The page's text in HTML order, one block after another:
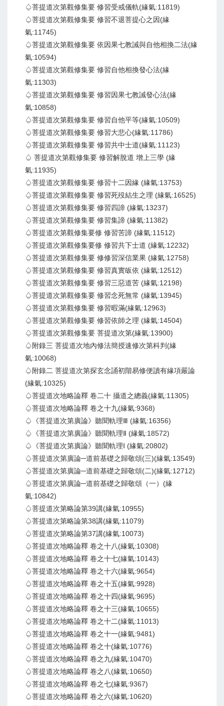
♤菩提道次第觀修集要 修習受戒儀軌(緣氣:11819)
♤菩提道次第觀修集要 修習不退菩提心之因(緣
氣:11745)
♤菩提道次第觀修集要 依因果七教誡與自他相換二法(緣
氣:10594)
♤菩提道次第觀修集要 修習自他相換發心法(緣
氣:11303)
♤菩提道次第觀修集要 修習因果七教誡發心法(緣
氣:10858)
♤菩提道次第觀修集要 修習自他平等(緣氣:10509)
♤菩提道次第觀修集要 修習大悲心(緣氣:11786)
♤菩提道次第觀修集要 修習共中士道(緣氣:11123)
♤ 菩提道次第觀修集要 修習解脫道 增上三學 (緣
氣:11935)
♤菩提道次第觀修集要 修習十二因緣 (緣氣:13753)
♤菩提道次第觀修集要 修習死歿結生之理 (緣氣:16525)
♤菩提道次第觀修集要 修習四諦 (緣氣:13237)
♤菩提道次第觀修集要 修習集諦 (緣氣:11382)
♤菩提道次第觀修集要修 修習苦諦 (緣氣:11512)
♤菩提道次第觀修集要修 修習共下士道 (緣氣:12232)
♤菩提道次第觀修集要 修修習深信業果 (緣氣:12758)
♤菩提道次第觀修集要 修習真實皈依 (緣氣:12512)
♤菩提道次第觀修集要 修習三惡道苦 (緣氣:12198)
♤菩提道次第觀修集要 修習念死無常 (緣氣:13945)
♤菩提道次第觀修集要 修習暇滿(緣氣:12963)
♤菩提道次第觀修集要 修習依師之理 (緣氣:14504)
♤菩提道次第觀修集要 菩提道次第(緣氣:13900)
♤附錄三 菩提道次地內修法簡授速修次第科判(緣
氣:10068)
♤附錄二 菩提道次第探玄念誦初階易修便讀有緣項嚴論
(緣氣:10325)
♤菩提道次地略論釋 卷二十 攝道之總義(緣氣:11305)
♤菩提道次地略論釋 卷之十九(緣氣:9368)
♤《菩提道次第廣論》聽聞軌理Ⅲ (緣氣:16356)
♤《菩提道次第廣論》聽聞軌理Ⅱ (緣氣:18572)
♤《菩提道次第廣論》聽聞軌理Ⅰ (緣氣:20802)
♤菩提道次第廣論─道前基礎之歸敬頌(三)(緣氣:13549)
♤菩提道次第廣論─道前基礎之歸敬頌(二)(緣氣:12712)
♤菩提道次第廣論─道前基礎之歸敬頌（一）(緣
氣:10842)
♤菩提道次第略論第39講(緣氣:10955)
♤菩提道次第略論第38講(緣氣:11079)
♤菩提道次第略論第37講(緣氣:10073)
♤菩提道次地略論釋 卷之十八(緣氣:10308)
♤菩提道次地略論釋 卷之十七(緣氣:10143)
♤菩提道次地略論釋 卷之十六(緣氣:9654)
♤菩提道次地略論釋 卷之十五(緣氣:9928)
♤菩提道次地略論釋 卷之十四(緣氣:9695)
♤菩提道次地略論釋 卷之十三(緣氣:10655)
♤菩提道次地略論釋 卷之十二(緣氣:11013)
♤菩提道次地略論釋 卷之十一(緣氣:9481)
♤菩提道次地略論釋 卷之十(緣氣:10776)
♤菩提道次地略論釋 卷之九(緣氣:10470)
♤菩提道次地略論釋 卷之八(緣氣:10650)
♤菩提道次地略論釋 卷之七(緣氣:9367)
♤菩提道次地略論釋 卷之六(緣氣:10620)